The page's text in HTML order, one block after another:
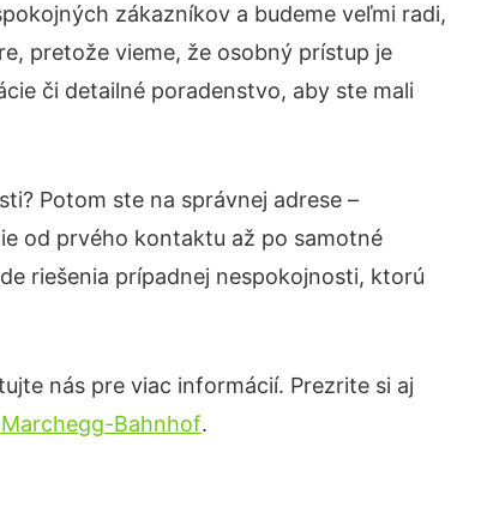
zákazníkov a budeme veľmi radi,
pretože vieme, že osobný prístup je
či detailné poradenstvo, aby ste mali
Potom ste na správnej adrese –
od prvého kontaktu až po samotné
riešenia prípadnej nespokojnosti, ktorú
nás pre viac informácií. Prezrite si aj
Bahnhof.